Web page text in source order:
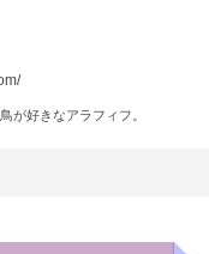
が好きなアラフィフ。